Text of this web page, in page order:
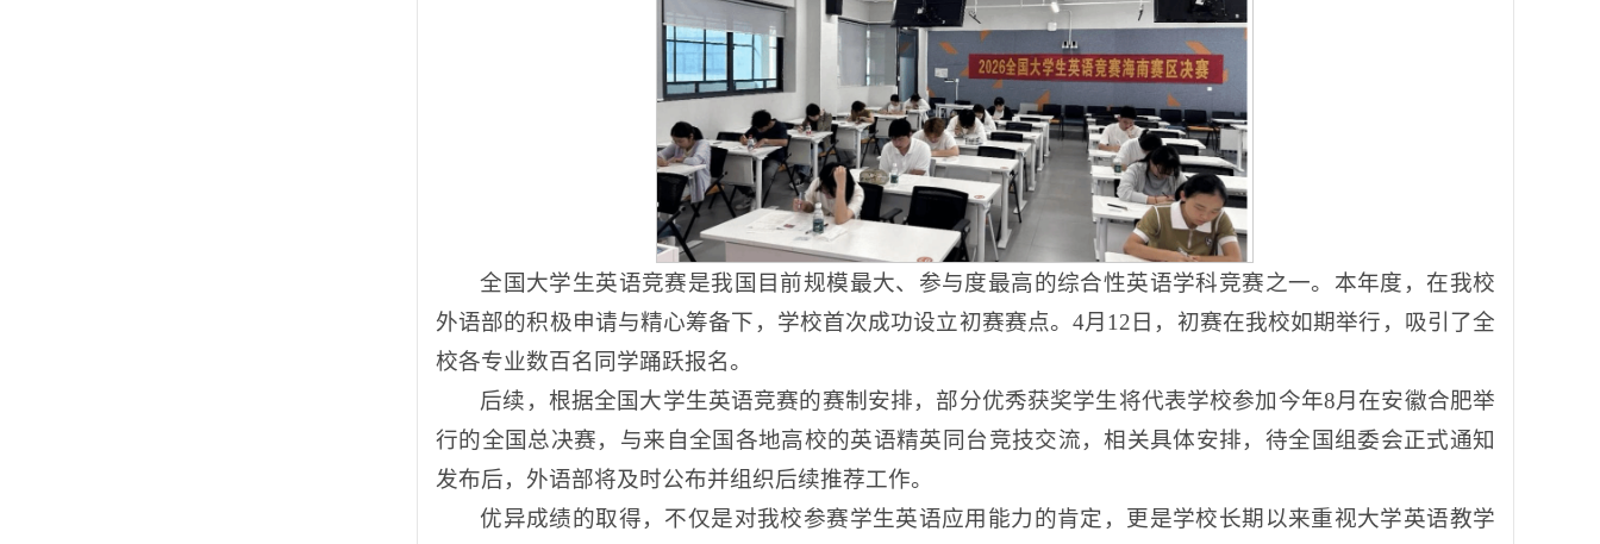
全国大学生英语竞赛是我国目前规模最大、参与度最高的综合性英语学科竞赛之一。本年度，在我校
外语部的积极申请与精心筹备下，学校首次成功设立初赛赛点。4月12日，初赛在我校如期举行，吸引了全
校各专业数百名同学踊跃报名。
后续，根据全国大学生英语竞赛的赛制安排，部分优秀获奖学生将代表学校参加今年8月在安徽合肥举
行的全国总决赛，与来自全国各地高校的英语精英同台竞技交流，相关具体安排，待全国组委会正式通知
发布后，外语部将及时公布并组织后续推荐工作。
优异成绩的取得，不仅是对我校参赛学生英语应用能力的肯定，更是学校长期以来重视大学英语教学